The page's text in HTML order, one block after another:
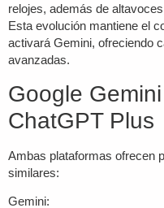
relojes, además de
Esta evolución mantiene el
activará Gemini, ofreciendo
avanzadas.
Google
ChatGPT Plus
Ambas plataformas ofrecen
similares:
Gemini: